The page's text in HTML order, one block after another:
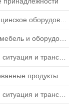
продукты